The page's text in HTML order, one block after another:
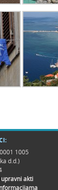
1005
d.d.)
akti